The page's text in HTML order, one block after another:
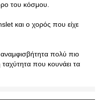
του κόσμου.
και ο χορός που είχε
πολύ πιο
που κουνάει τα